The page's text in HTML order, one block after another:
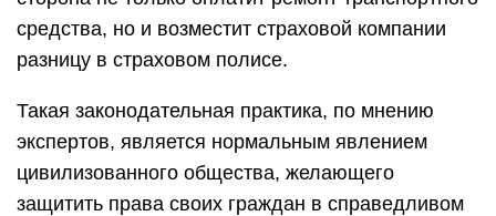
средства, но и возместит страховой компании
разницу в страховом полисе.
Такая законодательная практика, по мнению
экспертов, является нормальным явлением
цивилизованного общества, желающего
защитить права своих граждан в справедливом